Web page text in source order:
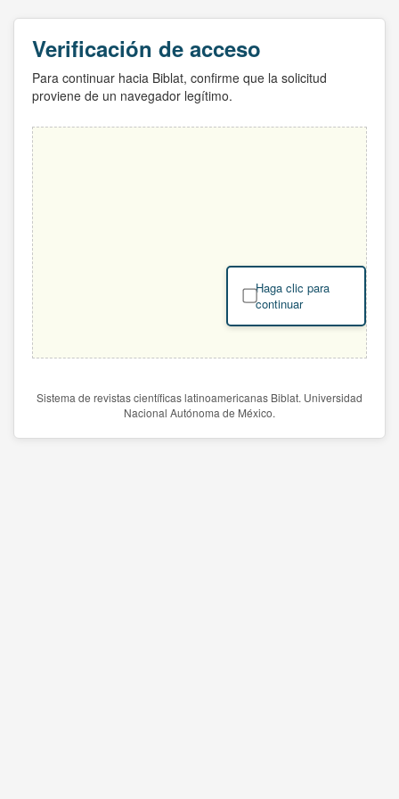
Verificación de acceso
Para continuar hacia Biblat, confirme que la solicitud
proviene de un navegador legítimo.
Haga clic para
continuar
Sistema de revistas científicas latinoamericanas Biblat. Universidad
Nacional Autónoma de México.